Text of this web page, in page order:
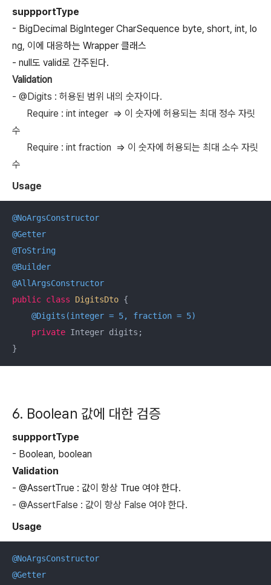
suppportType
- BigDecimal BigInteger CharSequence byte, short, int, lo
ng, 이에 대응하는 Wrapper 클래스
- null 도 valid로 간주된다.
Validation
- @Digits : 허용된 범위 내의 숫자이다.
Require : int integer => 이 숫자에 허용되는 최대 정수 자릿
수
Require : int fraction => 이 숫자에 허용되는 최대 소수 자릿
수
Usage
@NoArgsConstructor
@Getter
@ToString
@Builder
@AllArgsConstructor
public class DigitsDto {
@Digits(integer = 5, fraction = 5)
private Integer digits;
6. Boolean 값에 대한 검증
suppportType
- Boolean, boolean
Validation
- @AssertTrue : 값이 항상 True 여야 한다.
- @AssertFalse : 값이 항상 False 여야 한다.
Usage
@NoArgsConstructor
@Getter